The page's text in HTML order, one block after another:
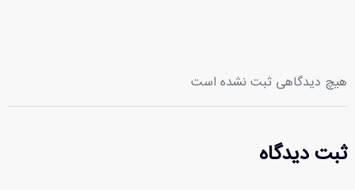
هیچ دیدگاهی ثبت نشده است
ثبت دیدگاه